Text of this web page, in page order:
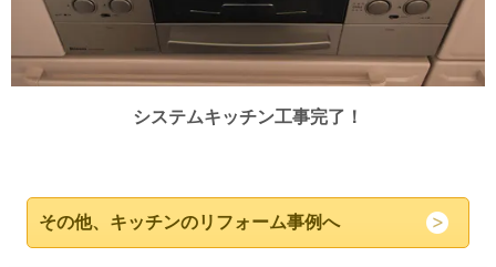
システムキッチン工事完了！
その他、キッチンのリフォーム事例へ